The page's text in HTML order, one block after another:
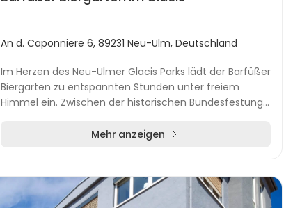
An d. Caponniere 6, 89231 Neu-Ulm, Deutschland
Im Herzen des Neu-Ulmer Glacis Parks lädt der Barfüßer
Biergarten zu entspannten Stunden unter freiem
Himmel ein. Zwischen der historischen Bundesfestung
Mehr anzeigen